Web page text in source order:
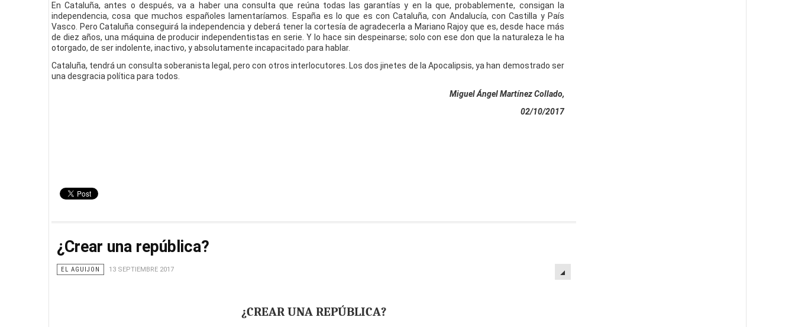
En Cataluña, antes o después, va a haber una consulta que reúna todas las garantías y en la que, probablemente, consigan la
independencia, cosa que muchos españoles lamentaríamos. España es lo que es con Cataluña, con Andalucía, con Castilla y País
Vasco. Pero Cataluña conseguirá la independencia y deberá tener la cortesía de agradecerla a Mariano Rajoy que es, desde hace más
de diez años, una máquina de producir independentistas en serie. Y lo hace sin despeinarse; solo con ese don que la naturaleza le ha
otorgado, de ser indolente, inactivo, y absolutamente incapacitado para hablar.
Cataluña, tendrá un consulta soberanista legal, pero con otros interlocutores. Los dos jinetes de la Apocalipsis, ya han demostrado ser
una desgracia política para todos.
Miguel Ángel Martínez Collado,
02/10/2017
¿Crear una república?
EL AGUIJON 13 SEPTIEMBRE 2017
¿CREAR UNA REPÚBLICA?